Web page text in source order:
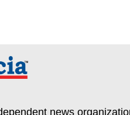
news